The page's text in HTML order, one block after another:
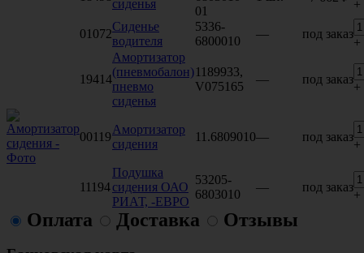
сиденья
01
+
01072
Сиденье
водителя
5336-
6800010
— под заказ
+
19414
Амортизатор
(пневмобалон)
пневмо
сиденья
1189933,
V075165
— под заказ
+
00119
Амортизатор
сидения
11.6809010— под заказ
+
11194
Подушка
сидения ОАО
РИАТ, -ЕВРО
53205-
6803010
— под заказ
+
Оплата Доставка Отзывы